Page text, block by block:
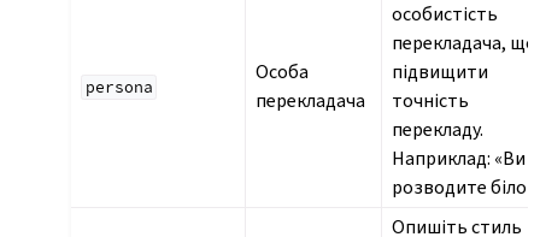
persona
Особа
перекладача
особистість
перекладача,
підвищити
точність
перекладу.
Наприклад: «Ви
розводите
Опишіть стиль